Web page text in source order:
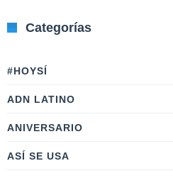
Categorías
#HOYSÍ
ADN LATINO
ANIVERSARIO
ASÍ SE USA